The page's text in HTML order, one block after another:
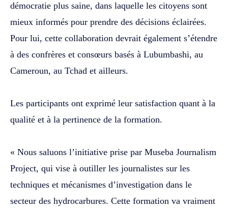
démocratie plus saine, dans laquelle les citoyens sont
mieux informés pour prendre des décisions éclairées.
Pour lui, cette collaboration devrait également s’étendre
à des confrères et consœurs basés à Lubumbashi, au
Cameroun, au Tchad et ailleurs.
‎Les participants ont exprimé leur satisfaction quant à la
qualité et à la pertinence de la formation.
‎« Nous saluons l’initiative prise par Museba Journalism
Project, qui vise à outiller les journalistes sur les
techniques et mécanismes d’investigation dans le
secteur des hydrocarbures. Cette formation va vraiment